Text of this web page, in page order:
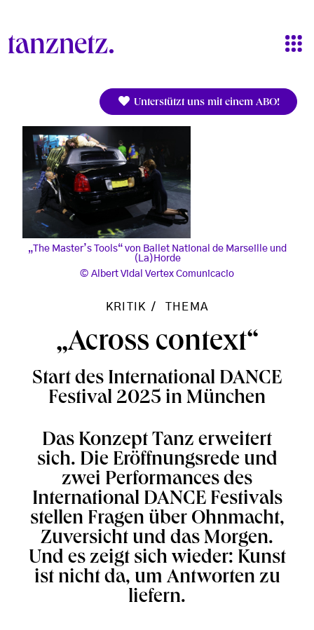
Unterstützt uns mit einem ABO!
„The Master’s Tools“ von Ballet National de Marseille und
(La)Horde
Albert Vidal Vertex Comunicacio
KRITIK THEMA
„Across context“
Start des International DANCE
Festival 2025 in München
Das Konzept Tanz erweitert
sich. Die Eröffnungsrede und
zwei Performances des
International DANCE Festivals
stellen Fragen über Ohnmacht,
Zuversicht und das Morgen.
Und es zeigt sich wieder: Kunst
ist nicht da, um Antworten zu
liefern.